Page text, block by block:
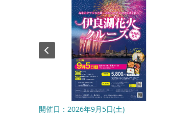
開催日：2026年9月5日(土)